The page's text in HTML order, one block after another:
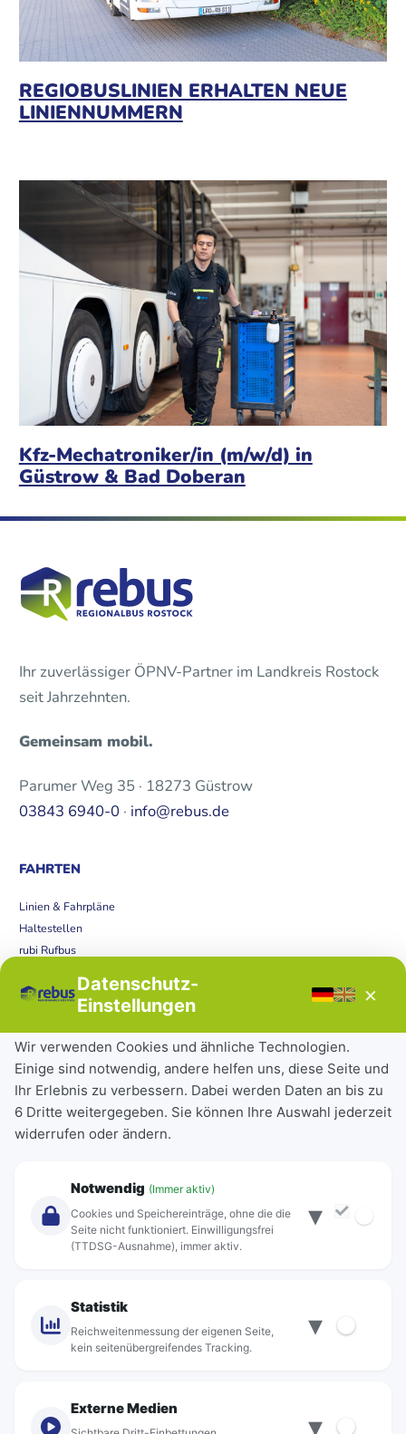
REGIOBUSLINIEN ERHALTEN NEUE
LINIENNUMMERN
Kfz-Mechatroniker/in (m/w/d) in
Güstrow & Bad Doberan
Ihr zuverlässiger ÖPNV-Partner im Landkreis Rostock
seit Jahrzehnten.
Gemeinsam mobil.
Parumer Weg 35 · 18273 Güstrow
03843 6940-0 · info@rebus.de
FAHRTEN
Linien & Fahrpläne
Haltestellen
rubi Rufbus
Störungen
Tickets & Tarife
Deutschlandticket
Schülerkarte
Einzeltickets
Abonnements
Über Rebus
Standorte
Datenschutz-
Einstellungen
×
Wir verwenden Cookies und ähnliche Technologien.
Einige sind notwendig, andere helfen uns, diese Seite und
Ihr Erlebnis zu verbessern. Dabei werden Daten an bis zu
6 Dritte weitergegeben. Sie können Ihre Auswahl jederzeit
widerrufen oder ändern.
Notwendig (Immer aktiv)
Cookies und Speichereinträge, ohne die die
Seite nicht funktioniert. Einwilligungsfrei
(TTDSG-Ausnahme), immer aktiv.
▾
Statistik
Reichweitenmessung der eigenen Seite,
kein seitenübergreifendes Tracking.
▾
Externe Medien
▾